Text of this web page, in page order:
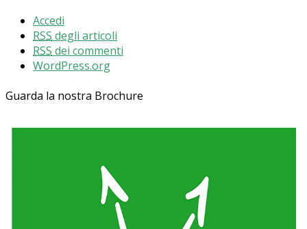
Accedi
RSS degli articoli
RSS dei commenti
WordPress.org
Guarda la nostra Brochure